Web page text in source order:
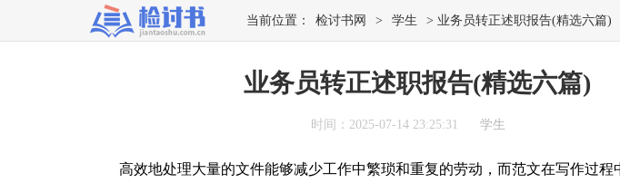
当前位置： 检讨书网 > 学生 > 业务员转正述职报告(精选六篇)
业务员转正述职报告(精选六篇)
时间：2025-07-14 23:25:31 学生
高效地处理大量的文件能够减少工作中繁琐和重复的劳动，而范文在写作过程